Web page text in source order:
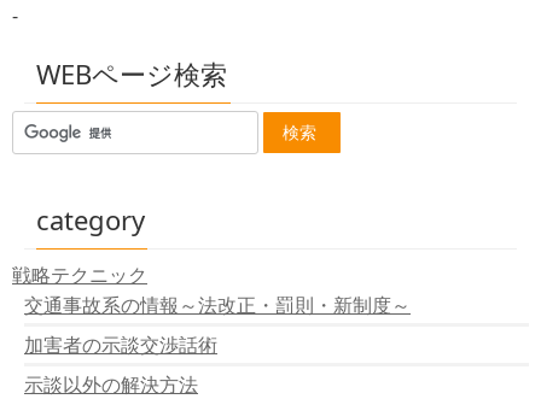
ギプスの慰謝料
構内での交通事故に自賠法３条の適用はある？
「治癒見込み」のテクニック 治療期間の取扱い
加害者がわざと起こした（故意）交通事故の場合の自賠
ある！
免責の３条件 被害者に自賠責が出ない！～加害者が無
責とされる場合～
異議申し立て～自賠責の査定に不満がある。
自賠責未加入の車と交通事故を起こしました。轢き逃げ
にあいました。 政府保障事業
治癒とは？中止とは？ 治療期間の取扱い
賠償金が自賠責限度額を超えた場合は？
-
WEBページ検索
category
戦略テクニック
交通事故系の情報～法改正・罰則・新制度～
加害者の示談交渉話術
示談以外の解決方法